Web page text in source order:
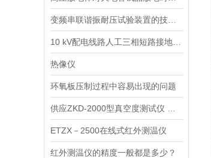
热像仪
环氧板压制过程中容易出现的问题
ETZX－2500在线式红外测温仪
红外测温仪的精度一般都是多少？